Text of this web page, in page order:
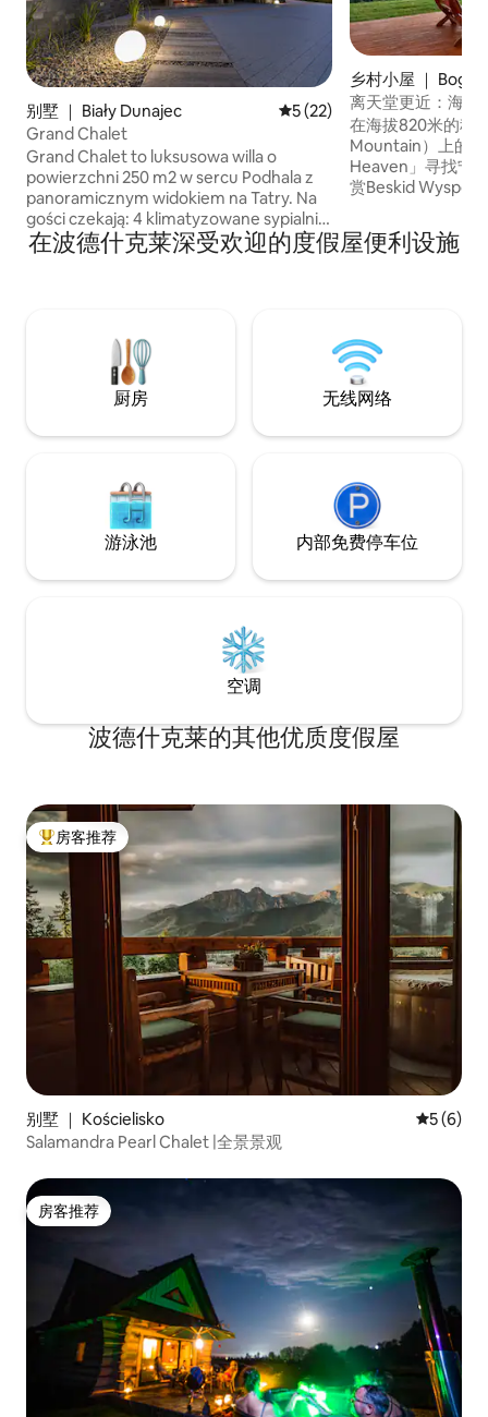
别墅 ｜ Biały Dunajec 平均评分 5 分（满分 5 分）
5 (22)
Grand Chalet
Grand Chalet to luksusowa willa o
powierzchni 250 m2 w sercu Podhala z
panoramicznym widokiem na Tatry. Na
gości czekają: 4 klimatyzowane sypialnie,
4 łazienki, jacuzzi z widokiem, sauna, sala
gier z bilardem i PS5, strefa fitness,
zakwaterowanie dla 10 osób. Idealne
miejsce na rodzinny wypoczynek,
spotkania z przyjaciółmi czy workation –
komfort, nowoczesność i wyjątkowy
klimat w jednym.
乡村小屋 ｜
离天堂更近：海拔
在海拔820米的科
Mountain）上的
Heaven」寻找宁
赏Beskid
平方米的私人土地
户外水疗中心放松
在波德什克莱深受欢迎的度假屋便利设施
厨房 无线网络
游泳池 内部免费停车位
空调
波德什克莱的其他优质度假屋
热门「房客推荐」
房客推荐
别墅 ｜ Kościelisko 平均评分
5 (6)
Salamandra Pearl Chalet |全景景观
房客推荐
房客推荐